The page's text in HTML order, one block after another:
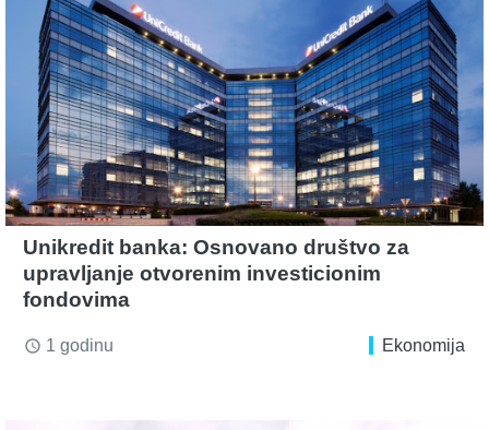
Unikredit banka: Osnovano društvo za
upravljanje otvorenim investicionim
fondovima
access_time 1 godinu Ekonomija